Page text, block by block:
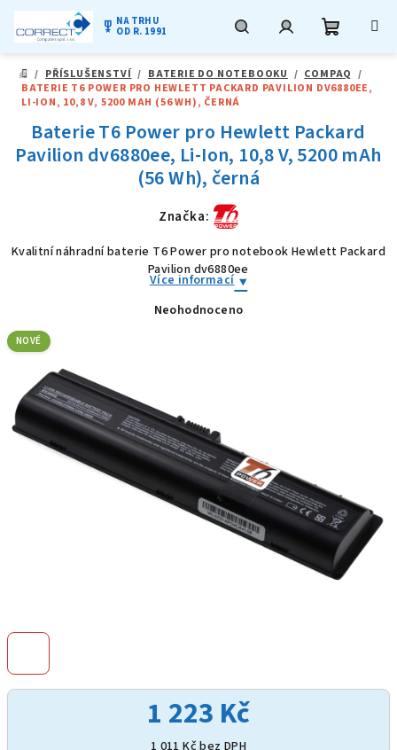
obsah
military_tech NA TRHU
OD R. 1991
DOMŮ
/ PŘÍSLUŠENSTVÍ / BATERIE DO NOTEBOOKU / COMPAQ /
BATERIE T6 POWER PRO HEWLETT PACKARD PAVILION DV6880EE,
LI-ION, 10,8 V, 5200 MAH (56 WH), ČERNÁ
1 223 Kč
1 011 Kč bez DPH
Baterie T6 Power pro Hewlett Packard
Pavilion dv6880ee, Li-Ion, 10,8 V, 5200 mAh
(56 Wh), černá
Značka:
Kvalitní náhradní baterie T6 Power pro notebook Hewlett Packard
Pavilion dv6880ee
Více informací
Průměrné
Neohodnoceno
NOVÉ